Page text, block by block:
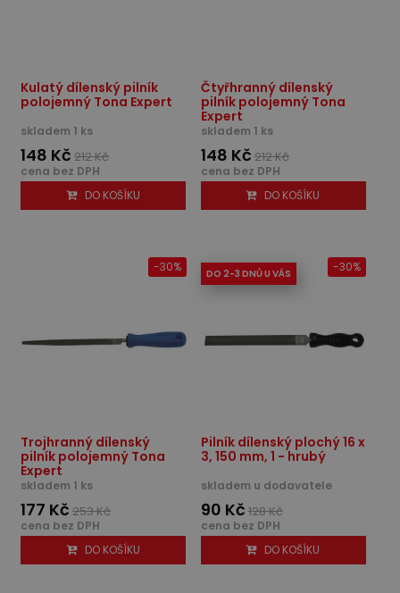
Kulatý dílenský pilník
polojemný Tona Expert
skladem 1 ks
148 Kč 212 Kč
cena bez DPH
DO KOŠÍKU
Čtyřhranný dílenský
pilník polojemný Tona
Expert
skladem 1 ks
148 Kč 212 Kč
cena bez DPH
DO KOŠÍKU
Trojhranný dílenský
pilník polojemný Tona
Expert
skladem 1 ks
177 Kč 253 Kč
-30%
cena bez DPH
DO KOŠÍKU
DO 2-3 DNŮ U VÁS
Pilník dílenský plochý 16 x
3, 150 mm, 1 - hrubý
skladem u dodavatele
90 Kč 128 Kč
-30%
cena bez DPH
DO KOŠÍKU